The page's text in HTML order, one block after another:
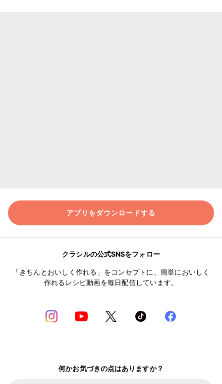
アプリをダウンロードする
クラシルの公式SNSをフォロー
「きちんとおいしく作れる」をコンセプトに、簡単においしく
作れるレシピ動画を毎日配信しています。
何かお気づきの点はありますか？